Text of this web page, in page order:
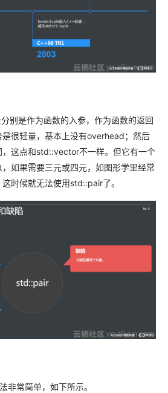
别是作为函数的入参，作为函数的返回
很轻量，基本上没有overhead；然后
，这点和std::vector不一样。但它有一个
如果需要三元或四元，如图形学里经常
时候就无法使用std::pair了。
非常简单，如下所示。